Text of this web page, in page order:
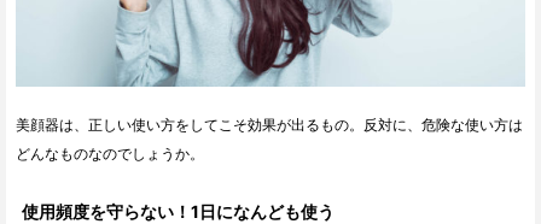
美顔器は、正しい使い方をしてこそ効果が出るもの。反対に、危険な使い方は
どんなものなのでしょうか。
使用頻度を守らない！1日になんども使う